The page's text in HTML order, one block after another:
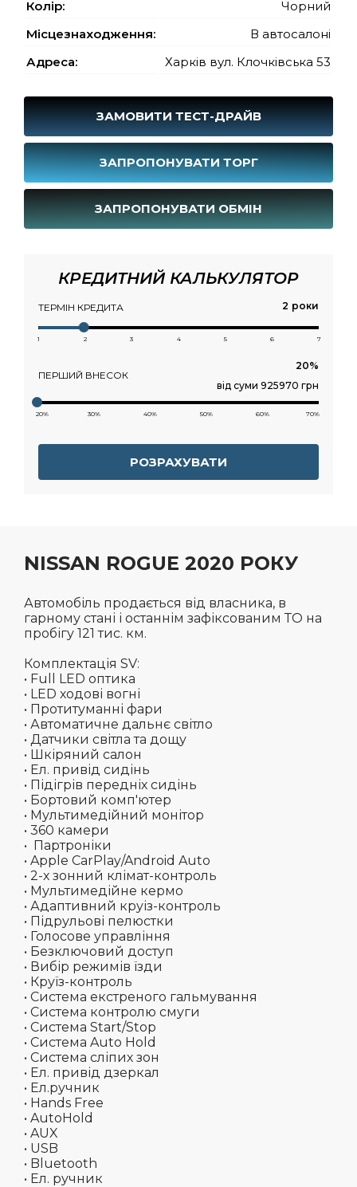
Колір:
Чорний
Місцезнаходження:
В автосалоні
Адреса:
Харків вул. Клочківська 53
ЗАМОВИТИ ТЕСТ-ДРАЙВ
ЗАПРОПОНУВАТИ ТОРГ
ЗАПРОПОНУВАТИ ОБМІН
КРЕДИТНИЙ КАЛЬКУЛЯТОР
ТЕРМІН КРЕДИТА роки
1 2 3 4 5 6 7
ПЕРШИЙ ВНЕСОК
від суми 925970 грн
20% 30% 40% 50% 60% 70%
РОЗРАХУВАТИ
NISSAN ROGUE 2020 РОКУ
Автомобіль продається від власника, в
гарному стані і останнім зафіксованим ТО на
пробігу 121 тис. км.
Комплектація SV:
• Full LED оптика
• LED ходові вогні
• Протитуманні фари
• Автоматичне дальнє світло
• Датчики світла та дощу
• Шкіряний салон
• Ел. привід сидінь
• Підігрів передніх сидінь
• Бортовий комп'ютер
• Мультимедійний монітор
• 360 камери
• Партроніки
• Apple CarPlay/Android Auto
• 2-х зонний клімат-контроль
• Мультимедійне кермо
• Адаптивний круіз-контроль
• Підрульові пелюстки
• Голосове управління
• Безключовий доступ
• Вибір режимів їзди
• Круїз-контроль
• Система екстреного гальмування
• Система контролю смуги
• Система Start/Stop
• Система Auto Hold
• Система сліпих зон
• Ел. привід дзеркал
• Ел.ручник
• Hands Free
• AutoHold
• AUX
• USB
• Bluetooth
• Ел. ручник